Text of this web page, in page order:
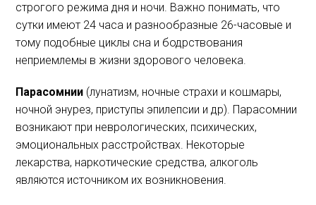
строгого режима дня и ночи. Важно понимать, что
сутки имеют 24 часа и разнообразные 26-часовые и
тому подобные циклы сна и бодрствования
неприемлемы в жизни здорового человека.
Парасомнии (лунатизм, ночные страхи и кошмары,
ночной энурез, приступы эпилепсии и др). Парасомнии
возникают при неврологических, психических,
эмоциональных расстройствах. Некоторые
лекарства, наркотические средства, алкоголь
являются источником их возникновения.